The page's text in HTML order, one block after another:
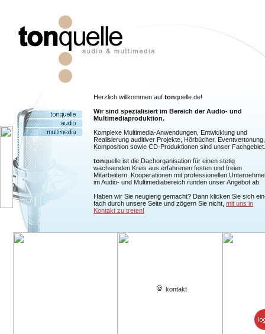
Herzlich willkommen auf tonquelle.de!
Wir sind spezialisiert im Bereich der Audio- und
Multimediaproduktion.
Komplexe Multimedia-Anwendungen, Entwicklung und
Realisierung auditiver Projekte, Hörbücher, Eventvertonung,
Komposition sowie CD-Produktionen sind unser Fachgebiet.
tonquelle ist die Dachorganisation für einen stetig
wachsenden Kreis aus erfahrenen festen und freien
Mitarbeitern. Kooperationen mit professionellen
im Audio- und Multimediabereich runden unser Angebot ab.
Haben wir Sie neugierig gemacht? Dann klicken Sie sich
fach durch unsere Seite und zögern Sie nicht, mit uns in
Kontakt zu treten!
kontakt